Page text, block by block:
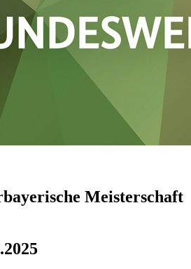
Meisterschaft